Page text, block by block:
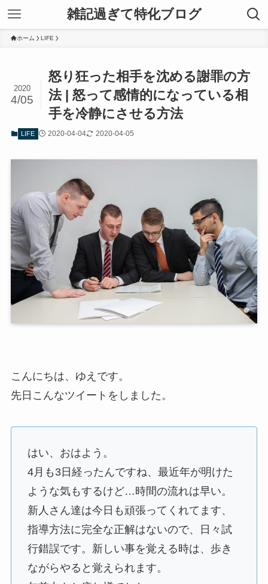
雑記過ぎて特化ブログ
ホーム LIFE
怒り狂った相手を沈める謝罪の方
法 | 怒って感情的になっている相
手を冷静にさせる方法
2020
4/05
LIFE 2020-04-04 2020-04-05
こんにちは、ゆえです。
先日こんなツイートをしました。
はい、おはよう。
4月も3日経ったんですね、最近年が明けた
ような気もするけど…時間の流れは早い。
新人さん達は今日も頑張ってくれてます、
指導方法に完全な正解はないので、日々試
行錯誤です。新しい事を覚える時は、歩き
ながらやると覚えられます。